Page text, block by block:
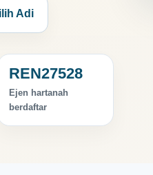
Adi
REN27528
Ejen hartanah
berdaftar